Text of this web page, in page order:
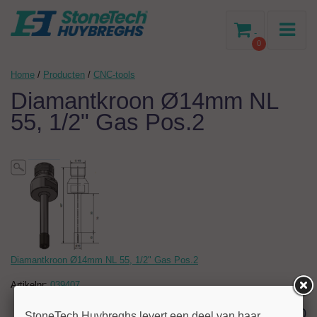
0
-
Home / Producten / CNC-tools
Diamantkroon Ø14mm NL
55, 1/2" Gas Pos.2
Diamantkroon Ø14mm NL 55, 1/2" Gas Pos.2
Artikelnr:039407
117,00